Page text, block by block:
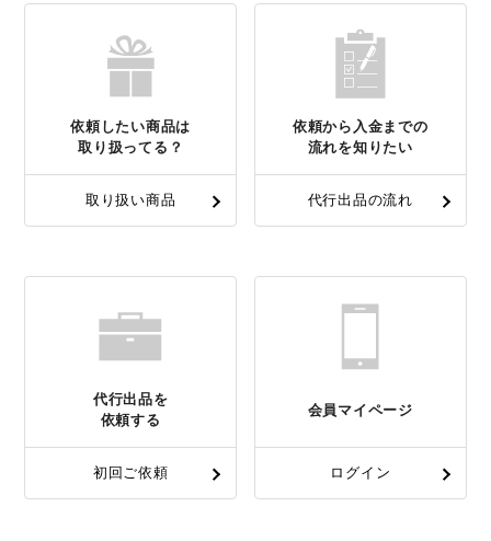
依頼したい商品は
取り扱ってる？
取り扱い商品
依頼から入金までの
流れを知りたい
代行出品の流れ
代行出品を
依頼する
初回ご依頼
会員マイページ
ログイン